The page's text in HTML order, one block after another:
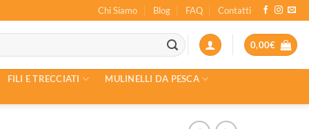
Chi Siamo Blog FAQ Contatti
0,00€
FILI E TRECCIATI MULINELLI DA PESCA